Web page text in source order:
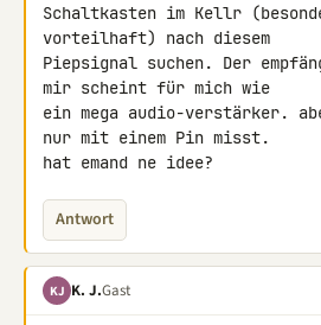
Schaltkasten im Kellr
vorteilhaft) nach diesem
Piepsignal suchen. Der
mir scheint für mich wie
ein mega audio-verstärker.
nur mit einem Pin misst.
hat emand ne idee?
Antwort
KJ K. J.Gast